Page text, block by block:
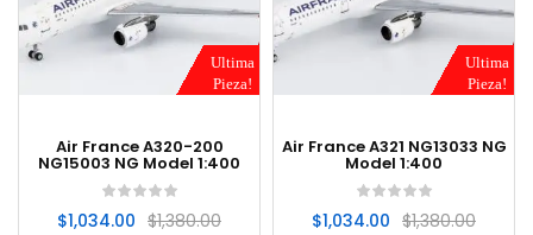
Ultima
Pieza!
Air France A320-200
NG15003 NG Model 1:400
$1,380.00
$1,034.00
Ultima
Pieza!
Air France A321 NG13033 NG
Model 1:400
$1,380.00
$1,034.00